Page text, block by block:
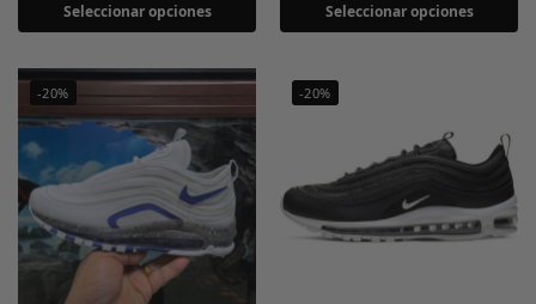
Seleccionar opciones Seleccionar opciones
-20% -20%